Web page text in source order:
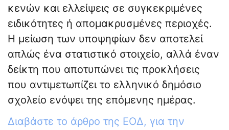
κενών και ελλείψεις σε συγκεκριμένες
ειδικότητες ή απομακρυσμένες περιοχές.
Η μείωση των υποψηφίων δεν αποτελεί
απλώς ένα στατιστικό στοιχείο, αλλά έναν
δείκτη που αποτυπώνει τις προκλήσεις
που αντιμετωπίζει το ελληνικό δημόσιο
σχολείο ενόψει της επόμενης ημέρας.
Διαβάστε το άρθρο της ΕΟΔ, για την